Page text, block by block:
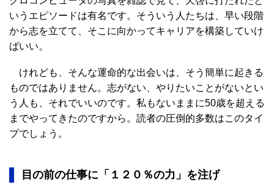
いうエピソードは有名です。そういう人たちは、早い段階
から志を立てて、そこに向かってキャリアを構築していけ
ばいい。
けれども、そんな運命的な出会いは、そう簡単に起きる
ものではありません。志がない、やりたいことがないとい
う人も、それでいいのです。私もないままに50歳を超える
までやってきたのですから。読者の圧倒的多数はこのタイ
プでしょう。
目の前の仕事に「１２０％の力」を注げ